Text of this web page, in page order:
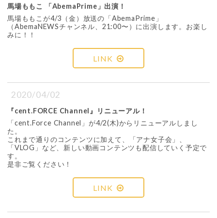
馬場ももこ 「AbemaPrime」出演！
馬場ももこが4/3（金）放送の「AbemaPrime」
（AbemaNEWSチャンネル、21:00〜）に出演します。お楽し
みに！！
LINK
2020/04/02
『cent.FORCE Channel』リニューアル！
「cent.Force Channel」が4/2(木)からリニューアルしまし
た。
これまで通りのコンテンツに加えて、「アナ女子会」、
「VLOG」など、新しい動画コンテンツも配信していく予定で
す。
是非ご覧ください！
LINK